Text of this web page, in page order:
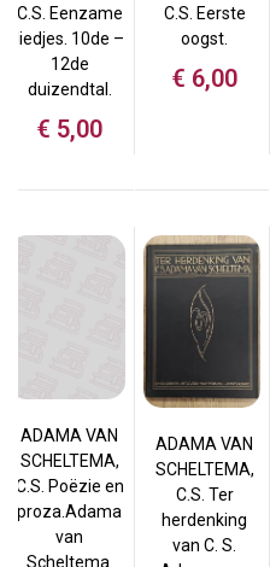
C.S. Eenzame
liedjes. 10de –
12de
duizendtal.
€ 5,00
C.S. Eerste
oogst.
€ 6,00
ADAMA VAN
SCHELTEMA,
C.S. Poëzie en
proza.Adama
van
Scheltema.
ADAMA VAN
SCHELTEMA,
C.S. Ter
herdenking
van C. S.